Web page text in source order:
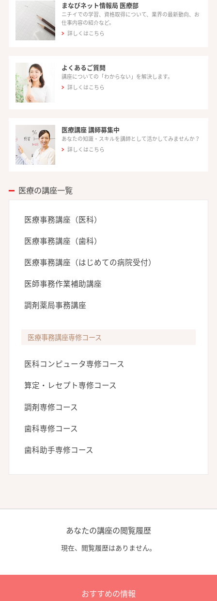
まなびネット情報局 医療部
ニチイでの学習、資格取得について、業界の最新動向、お
仕事内容の紹介など。
詳しくはこちら
よくあるご質問
講座についての「わからない」を解決します。
詳しくはこちら
医療講座 講師募集中
あなたの知識・スキルを講師として活かしてみませんか？
詳しくはこちら
医療の講座一覧
医療事務講座（医科）
医療事務講座（歯科）
医療事務講座（はじめての病院受付）
医師事務作業補助講座
調剤薬局事務講座
医療事務講座専修コース
医科コンピュータ専修コース
算定・レセプト専修コース
調剤専修コース
歯科専修コース
歯科助手専修コース
あなたの講座の閲覧履歴
現在、閲覧履歴はありません。
おすすめの情報